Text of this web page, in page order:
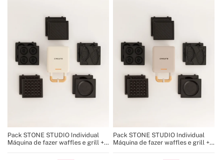
Pack STONE STUDIO Individual
Máquina de fazer waffles e grill +
Pack STONE STUDIO Individual
Máquina de fazer waffles e grill +